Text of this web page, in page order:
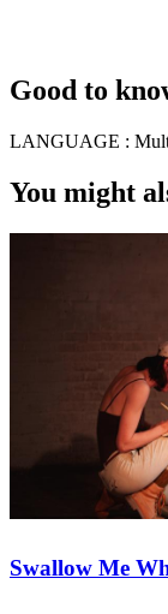
Good to
LANGUAGE :
You might
Swallow Me